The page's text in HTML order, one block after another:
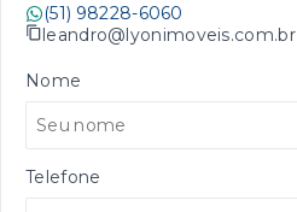
(51) 98228-6060
leandro@lyonimoveis.com.br
Nome
Telefone